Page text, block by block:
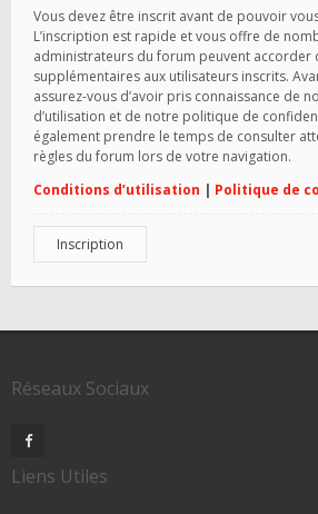
Vous devez être inscrit avant de pouvoir
L’inscription est rapide et vous offre de
administrateurs du forum peuvent accorder
supplémentaires aux utilisateurs inscrits.
assurez-vous d’avoir pris connaissance de
d’utilisation et de notre politique de
également prendre le temps de consulter
règles du forum lors de votre navigation.
Conditions d’utilisation | Politique de
Inscription
Réseaux Sociaux
Liens Utiles